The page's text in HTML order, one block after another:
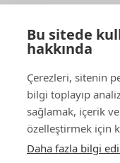
Bu sitede
hakkında
Çerezleri, sitenin
bilgi toplayıp
sağlamak, içerik
özelleştirmek için
Daha fazla bilgi
Temasta ol
bize bildirin. Sahip
daha hızlı hareket
Teşekkürler!
Bize
ulaşın